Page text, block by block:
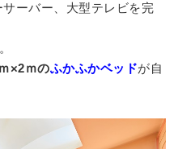
ーバー、大型テレビを完
×2ｍのふかふかベッドが自